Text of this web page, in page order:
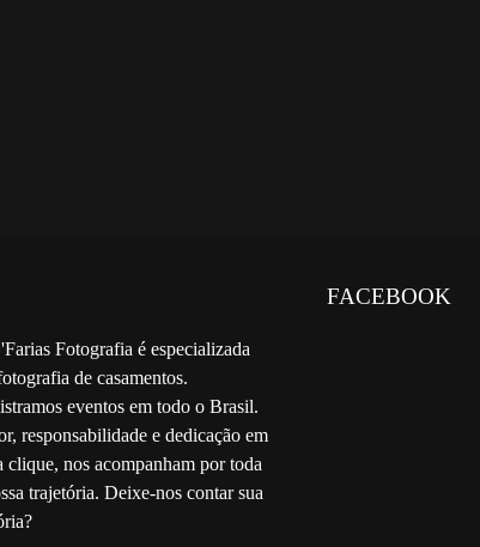
Fotografia é especializada
de casamentos.
eventos em todo o Brasil.
responsabilidade e dedicação em
clique, nos acompanham por toda
trajetória. Deixe-nos contar sua
FACEBOOK